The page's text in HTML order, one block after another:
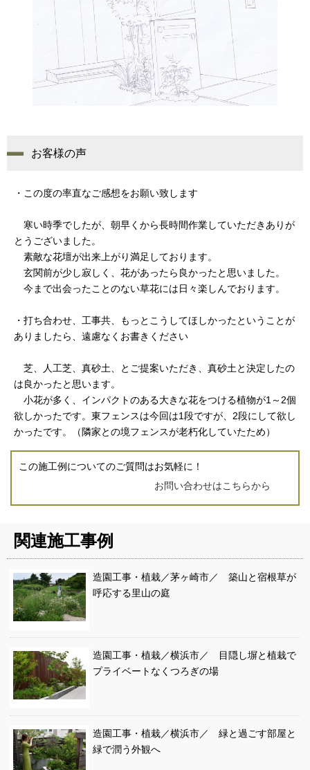
お客様の声
・この度の率直なご感想をお願い致します
寒い時季でしたが、朝早くから長時間作業していただきありが
とうございました。
素敵な花壇が出来上がり満足しております。
玄関前が少し寂しく、花があったら良かったと思いました。
今まで出会ったことのない草花には日々楽しんでおります。
・打ち合わせ、工事共、もっとこうしてほしかったということが
ありましたら、遠慮なくお書きください
芝、人工芝、真砂土、とご提案いただき、真砂土と決定したの
は良かったと思います。
小花が多く、インパクトのある大きな花をつける植物が1～2個
欲しかったです。東フェンスは今回は1段ですが、2段にして欲し
かったです。（隣家との境フェンスが老朽化していたため）
この施工例についてのご質問はお気軽に！
お問い合わせはこちらから
関連施工事例
造園工事・植栽／茅ヶ崎市／ 築山と宿根草が
呼応する里山の庭
造園工事・植栽／横浜市／ 目隠し塀と植栽で
プライベートなくつろぎの場
造園工事・植栽／横浜市／ 緑と過ごす部屋と
緑で潤う外観へ